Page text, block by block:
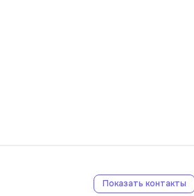
Показать контакты